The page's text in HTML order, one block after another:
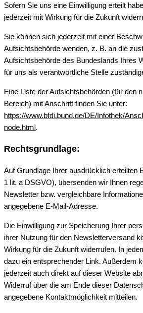
Sofern Sie uns eine Einwilligung erteilt
jederzeit mit Wirkung für die Zukunft
Sie können sich jederzeit mit einer
Aufsichtsbehörde wenden, z. B. an die
Aufsichtsbehörde des Bundeslands Ihres
für uns als verantwortliche Stelle
Eine Liste der Aufsichtsbehörden (für den
Bereich) mit Anschrift finden Sie unter:
https://www.bfdi.bund.de/DE/Infothek/
node.html.
Rechtsgrundlage:
Auf Grundlage Ihrer ausdrücklich erteilten
1 lit. a DSGVO), übersenden wir Ihnen
Newsletter bzw. vergleichbare
angegebene E-Mail-Adresse.
Die Einwilligung zur Speicherung Ihrer
ihrer Nutzung für den Newsletterversand
Wirkung für die Zukunft widerrufen. In
dazu ein entsprechender Link. Außerdem
jederzeit auch direkt auf dieser Website
Widerruf über die am Ende dieser
angegebene Kontaktmöglichkeit mitteilen.